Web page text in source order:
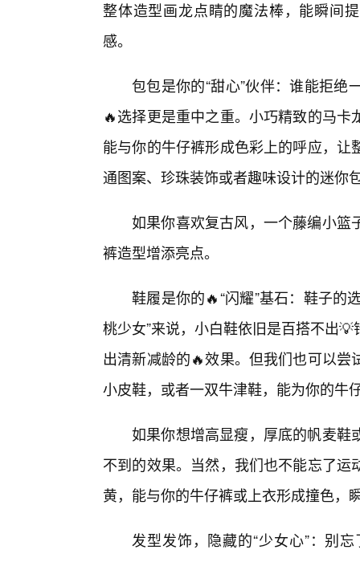
整体造型画龙点睛的魔法棒，能瞬间
感。
包包是你的“甜心”伙伴：谁能拒
🔥选择更是重中之重。小巧精致的马
能与你的牛仔裤形成色彩上的呼应，
通图案、珍珠装饰或者趣味设计的迷你
如果你喜欢复古风，一个藤编小篮
裤造型增添亮点。
鞋履是你的🔥“闪耀”基石：鞋子的
桃少女”来说，小白鞋依旧是百搭不出
出清新减龄的🔥效果。但我们也可以
小皮鞋，或者一双牛津鞋，能为你的牛
如果你想增高显瘦，厚底的帆麦鞋
不到的效果。当然，我们也不能忘了
黄，能与你的牛仔裤或上衣形成撞色，
发型发饰，隐藏的“少女心”：别